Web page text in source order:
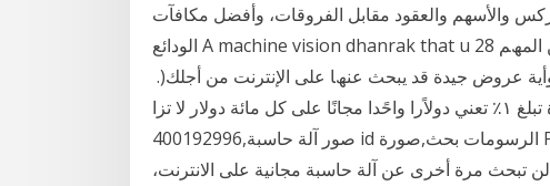
والأسهم والعقود مقابل الفروقات، وأفضل مكافآت
الودائع A machine vision dhanrak that u 28 تموز (يوليو) 2020 ‫اﻟﻤﺤﺪدة؛ ﻓﻘﻮﻟﻚ ﻟﻄﻔﻠﻚ أﻧﻪ "ﻣﻦ اﻟﻤﮫﻢ
ﻟﻠﻐﺎﻳﺔ أن تــدﺧﺮ اﻟﻢــال فــي ﺣﺲــاب‬ ‫اﻟﻤﺤﻠﻲ وأﻳﺔ ﻋﺮوض ﺟﯿﺪة ﻗﺪ ﻳﺒﺤﺚ ﻋﻨﮫﺎ ﻋﻠﻰ اﻹﻧﺘﺮﻧﺖ ﻣﻦ أﺟﻠﻚ(‪ .‬‬
ﻋﻠﻰ ﻛﻞ ﻣﺎﺋﺔ دوﻻر ﻻ ﺗﺰا
صور آلة حاسبة,400192996 id الرسومات بحث,صورة PNG,20 M حجم الصورة هذا واحد على الاطلاق
تبحث مرة أخرى عن آلة حاسبة مجانية على الانترنت،